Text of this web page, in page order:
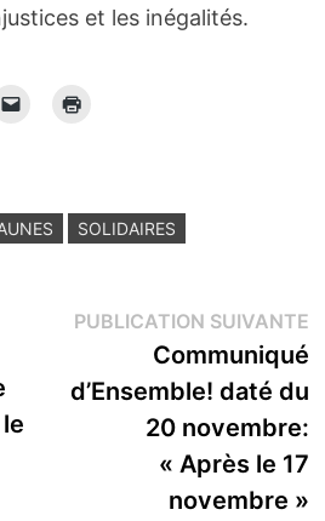
et les inégalités.
SOLIDAIRES
:
PUBLICATION SUIVANTE
Communiqué
d’Ensemble! daté du
20 novembre:
« Après le 17
novembre »